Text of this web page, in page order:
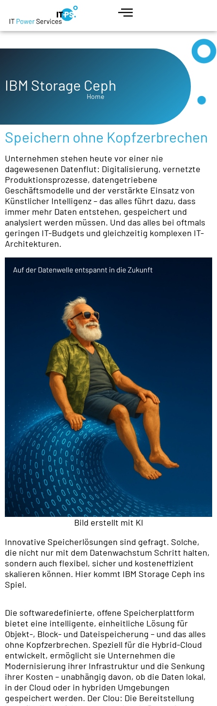
IBM Storage Ceph
Home
Speichern ohne Kopfzerbrechen
Unternehmen stehen heute vor einer nie
dagewesenen Datenflut: Digitalisierung, vernetzte
Produktionsprozesse, datengetriebene
Geschäftsmodelle und der verstärkte Einsatz von
Künstlicher Intelligenz – das alles führt dazu, dass
immer mehr Daten entstehen, gespeichert und
analysiert werden müssen. Und das alles bei oftmals
geringen IT-Budgets und gleichzeitig komplexen IT-
Architekturen.
Bild erstellt mit KI
Innovative Speicherlösungen sind gefragt. Solche,
die nicht nur mit dem Datenwachstum Schritt halten,
sondern auch flexibel, sicher und kosteneffizient
skalieren können. Hier kommt IBM Storage Ceph ins
Spiel.
Die softwaredefinierte, offene Speicherplattform
bietet eine intelligente, einheitliche Lösung für
Objekt-, Block- und Dateispeicherung – und das alles
ohne Kopfzerbrechen. Speziell für die Hybrid-Cloud
entwickelt, ermöglicht sie Unternehmen die
Modernisierung ihrer Infrastruktur und die Senkung
ihrer Kosten – unabhängig davon, ob die Daten lokal,
in der Cloud oder in hybriden Umgebungen
gespeichert werden. Der Clou: Die Bereitstellung